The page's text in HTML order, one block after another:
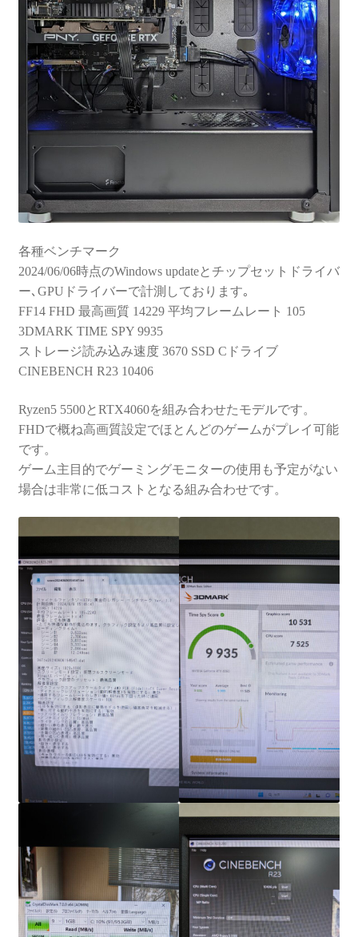
各種ベンチマーク
2024/06/06時点のWindows updateとチップセットドライバ
ー､GPUドライバーで計測しております｡
FF14 FHD 最高画質 14229 平均フレームレート 105
3DMARK TIME SPY 9935
ストレージ読み込み速度 3670 SSD Cドライブ
CINEBENCH R23 10406
Ryzen5 5500とRTX4060を組み合わせたモデルです。
FHDで概ね高画質設定でほとんどのゲームがプレイ可能
です。
ゲーム主目的でゲーミングモニターの使用も予定がない
場合は非常に低コストとなる組み合わせです。